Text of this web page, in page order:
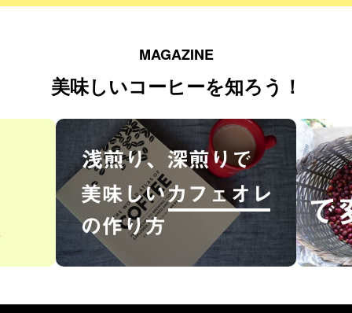
MAGAZINE
美味しいコーヒーを知ろう！